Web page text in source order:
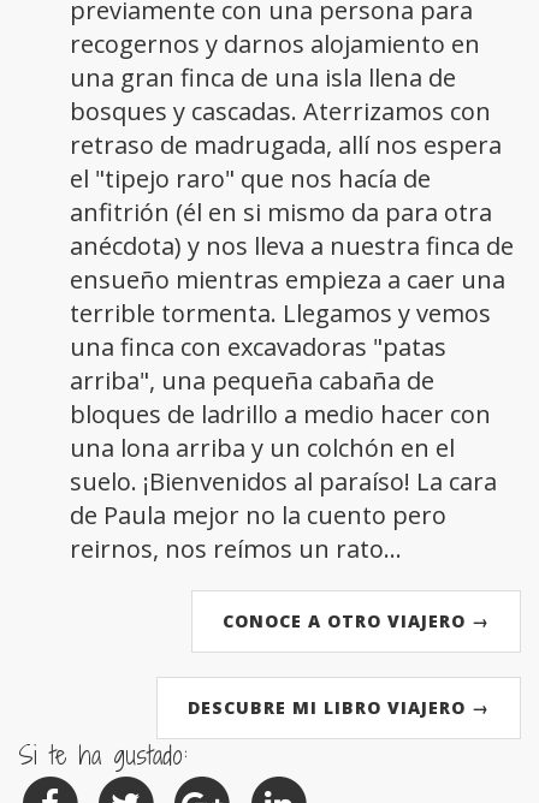
previamente con una persona para
recogernos y darnos alojamiento en
una gran finca de una isla llena de
bosques y cascadas. Aterrizamos con
retraso de madrugada, allí nos espera
el "tipejo raro" que nos hacía de
anfitrión (él en si mismo da para otra
anécdota) y nos lleva a nuestra finca de
ensueño mientras empieza a caer una
terrible tormenta. Llegamos y vemos
una finca con excavadoras "patas
arriba", una pequeña cabaña de
bloques de ladrillo a medio hacer con
una lona arriba y un colchón en el
suelo. ¡Bienvenidos al paraíso! La cara
de Paula mejor no la cuento pero
reirnos, nos reímos un rato...
CONOCE A OTRO VIAJERO →
DESCUBRE MI LIBRO VIAJERO →
Si te ha gustado: